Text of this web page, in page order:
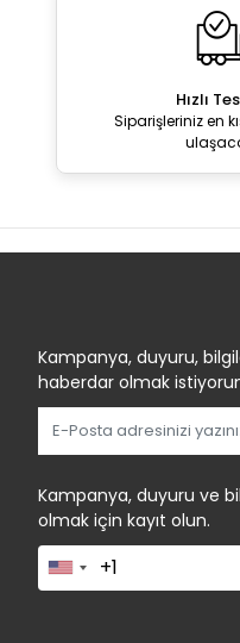
Hızlı
Siparişleriniz en
Kampanya, duyuru,
haberdar olmak
Kampanya, duyuru ve
olmak için kayıt olun.